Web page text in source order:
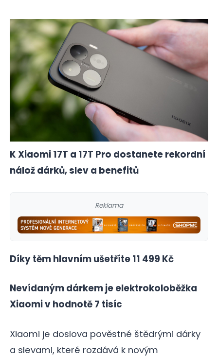
K Xiaomi 17T a 17T Pro dostanete rekordní
nálož dárků, slev a benefitů
Reklama
Díky těm hlavním ušetříte 11 499 Kč
Nevídaným dárkem je elektrokoloběžka
Xiaomi v hodnotě 7 tisíc
Xiaomi je doslova pověstné štědrými dárky
a slevami, které rozdává k novým